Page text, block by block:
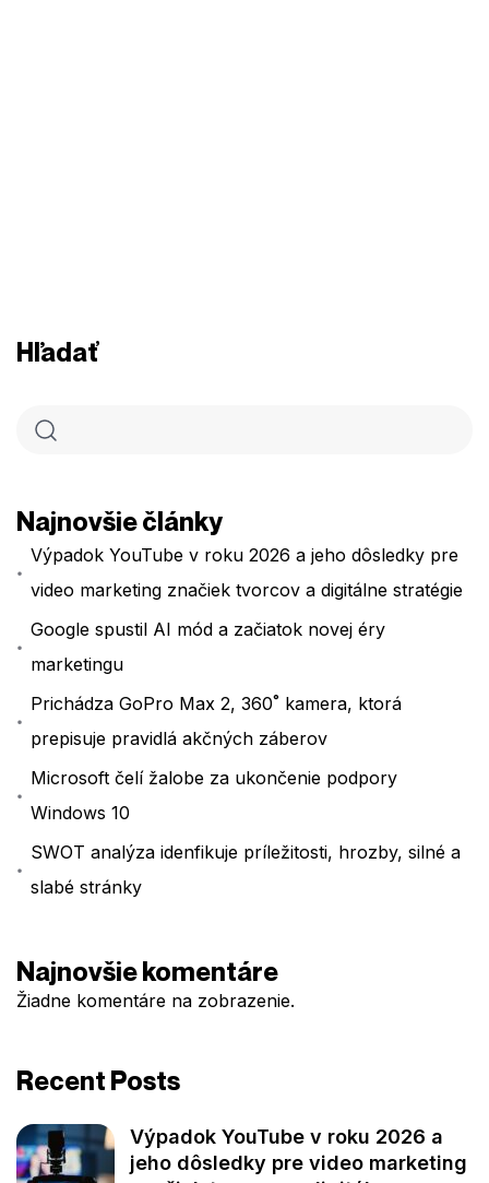
Hľadať
Najnovšie články
Výpadok YouTube v roku 2026 a jeho dôsledky pre
video marketing značiek tvorcov a digitálne stratégie
Google spustil AI mód a začiatok novej éry
marketingu
Prichádza GoPro Max 2, 360˚ kamera, ktorá
prepisuje pravidlá akčných záberov
Microsoft čelí žalobe za ukončenie podpory
Windows 10
SWOT analýza idenfikuje príležitosti, hrozby, silné a
slabé stránky
Najnovšie komentáre
Žiadne komentáre na zobrazenie.
Recent Posts
Výpadok YouTube v roku 2026 a
jeho dôsledky pre video marketing